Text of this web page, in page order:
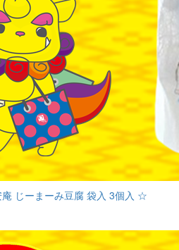
庵 じーまーみ豆腐 袋入 3個入 ☆